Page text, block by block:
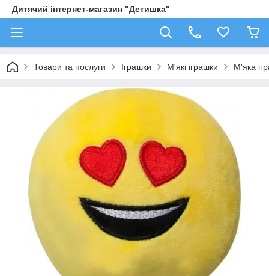
Дитячий інтернет-магазин "Детишка"
Товари та послуги Іграшки М'які іграшки М'яка